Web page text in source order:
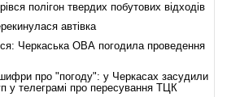
полігон твердих побутових відходів
автівка
Черкаська ОВА погодила проведення
про "погоду": у Черкасах засудили
у телеграмі про пересування ТЦК